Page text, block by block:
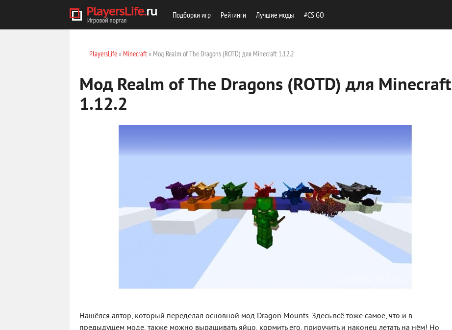
Подборки игр Рейтинги Лучшие моды #CS GO
PlayersLife» Minecraft» Мод Realm of The Dragons (ROTD) для Minecraft 1.12.2
Мод Realm of The Dragons (ROTD) для Minecraft
1.12.2
Нашёлся автор, который переделал основной мод Dragon Mounts. Здесь всё тоже самое, что и в
предыдущем моде, также можно выращивать яйцо, кормить его, приручить и наконец летать на нём! Но